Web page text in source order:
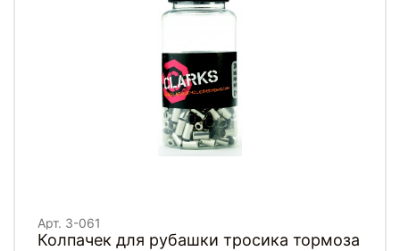
Арт. 3-061
Колпачек для рубашки тросика тормоза